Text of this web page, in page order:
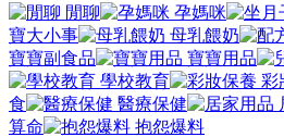
閒聊 孕媽咪
寶大小事
母乳餵奶
寶寶副食品
寶寶用品
學校教育
彩
食
醫療保健
算命
抱怨爆料